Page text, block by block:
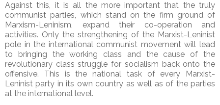
Against this, it is all the more important that the truly
communist parties, which stand on the firm ground of
Marxism-Leninism, expand their co-operation and
activities. Only the strengthening of the Marxist-Leninist
pole in the international communist movement will lead
to bringing the working class and the cause of the
revolutionary class struggle for socialism back onto the
offensive. This is the national task of every Marxist-
Leninist party in its own country as well as of the parties
at the international level.